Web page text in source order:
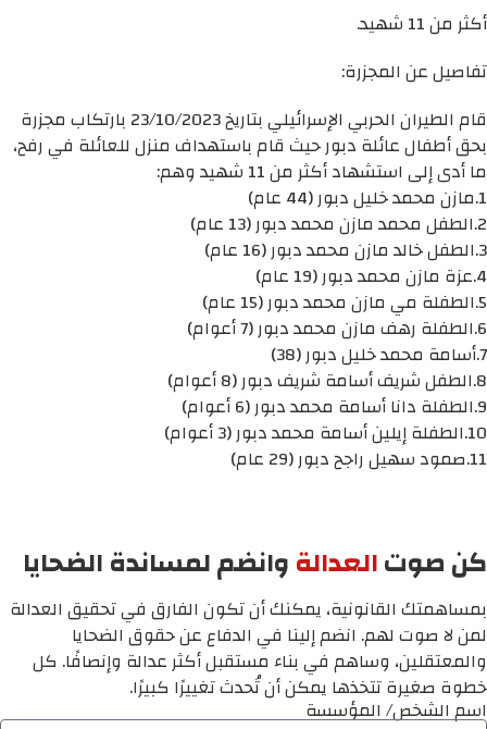
أكثر من 11 شهيد.
تفاصيل عن المجزرة:
قام الطيران الحربي الإسرائيلي بتاريخ 23/10/2023 بارتكاب مجزرة
بحق أطفال عائلة دبور حيث قام باستهداف منزل للعائلة في رفح،
ما أدى إلى استشهاد أكثر من 11 شهيد وهم:
1.مازن محمد خليل دبور (44 عام)
2.الطفل محمد مازن محمد دبور (13 عام)
3.الطفل خالد مازن محمد دبور (16 عام)
4.عزة مازن محمد دبور (19 عام)
5.الطفلة مي مازن محمد دبور (15 عام)
6.الطفلة رهف مازن محمد دبور (7 أعوام)
7.أسامة محمد خليل دبور (38)
8.الطفل شريف أسامة شريف دبور (8 أعوام)
9.الطفلة دانا أسامة محمد دبور (6 أعوام)
10.الطفلة إيلين أسامة محمد دبور (3 أعوام)
11.صمود سهيل راجح دبور (29 عام)
كن صوتالعدالةوانضم لمساندة الضحايا
بمساهمتك القانونية، يمكنك أن تكون الفارق في تحقيق العدالة
لمن لا صوت لهم. انضم إلينا في الدفاع عن حقوق الضحايا
والمعتقلين، وساهم في بناء مستقبل أكثر عدالة وإنصافًا. كل
خطوة صغيرة تتخذها يمكن أن تُحدث تغييرًا كبيرًا.
اسم الشخص/ المؤسسة